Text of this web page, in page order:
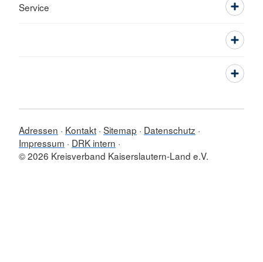
Service
Adressen Kontakt Sitemap
Datenschutz
Impressum
DRK intern
© 2026 Kreisverband Kaiserslautern-Land e.V.